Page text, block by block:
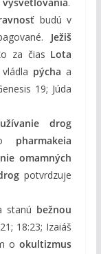
budú v
Ježiš
za čias Lota
vládla pýcha a
19; Júda
drog
pharmakeia
omamných
potvrdzuje
stanú bežnou
18:23; Izaiáš
ookultizmus